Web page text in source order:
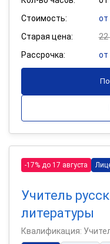
Стоимость:
от
Старая цена:
22
Рассрочка:
от
-17% до 17 августа
Учитель
литературы
Квалификация: